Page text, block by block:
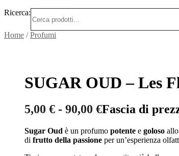
Ricerca:
Home /Profumi
SUGAR OUD – Les
5,00 € - 90,00 €Fascia di
Sugar Oud è un profumo potente e goloso
di frutto della passione per un’esperienza